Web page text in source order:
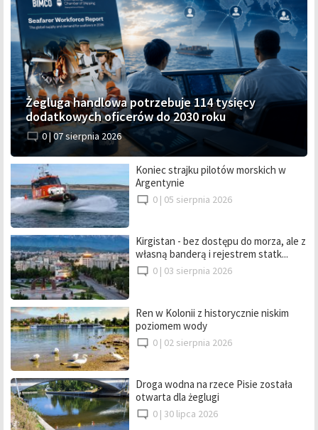
Żegluga handlowa potrzebuje 114 tysięcy
dodatkowych oficerów do 2030 roku
0 |07 sierpnia 2026
Koniec strajku pilotów morskich w
Argentynie
0 | 05 sierpnia 2026
Kirgistan - bez dostępu do morza, ale z
własną banderą i rejestrem statk...
0 | 03 sierpnia 2026
Ren w Kolonii z historycznie niskim
poziomem wody
0 | 02 sierpnia 2026
Droga wodna na rzece Pisie została
otwarta dla żeglugi
0 | 30 lipca 2026